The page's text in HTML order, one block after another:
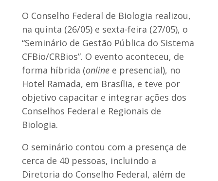
O Conselho Federal de Biologia realizou,
na quinta (26/05) e sexta-feira (27/05), o
“Seminário de Gestão Pública do Sistema
CFBio/CRBios”. O evento aconteceu, de
forma híbrida (online e presencial), no
Hotel Ramada, em Brasília, e teve por
objetivo capacitar e integrar ações dos
Conselhos Federal e Regionais de
Biologia.
O seminário contou com a presença de
cerca de 40 pessoas, incluindo a
Diretoria do Conselho Federal, além de